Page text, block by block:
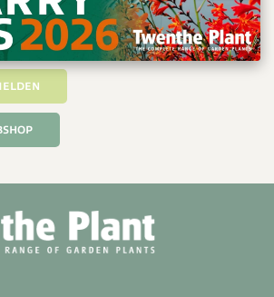
laatste trends? Meld u dan aan
mailing!